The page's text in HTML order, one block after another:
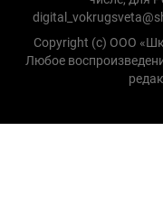
Copyright (с) ООО
Любое